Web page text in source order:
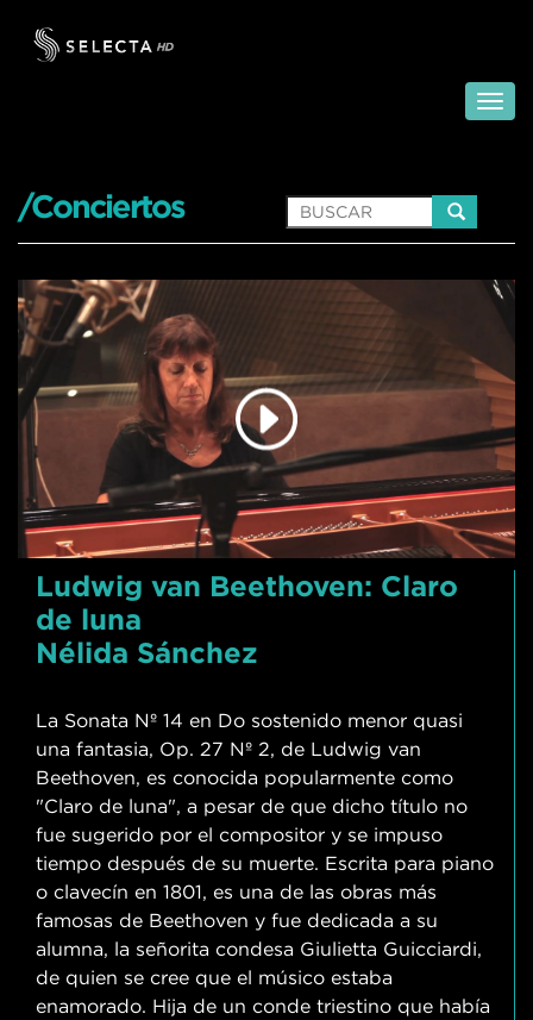
/Conciertos
Ludwig van Beethoven: Claro
de luna
Nélida Sánchez
La Sonata Nº 14 en Do sostenido menor quasi
una fantasia, Op. 27 Nº 2, de Ludwig van
Beethoven, es conocida popularmente como
"Claro de luna", a pesar de que dicho título no
fue sugerido por el compositor y se impuso
tiempo después de su muerte. Escrita para piano
o clavecín en 1801, es una de las obras más
famosas de Beethoven y fue dedicada a su
alumna, la señorita condesa Giulietta Guicciardi,
de quien se cree que el músico estaba
enamorado. Hija de un conde triestino que había